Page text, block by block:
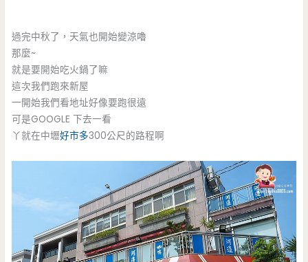
過完中秋了，天氣也開始變涼嚕
那麼~
就是要開始吃火鍋了嘛
這次我們跑來新屋
一開始我們看地址好像要跑很遠
可是GOOGLE 下去一看
丫就在中壢好市多300公尺的路程啊